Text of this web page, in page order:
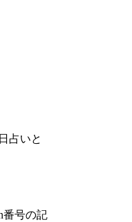
占いと
番号の記